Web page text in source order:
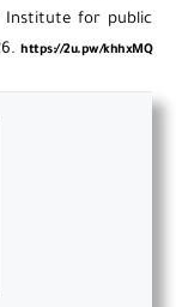
Institute for public
https://2u.pw/khhxMQ